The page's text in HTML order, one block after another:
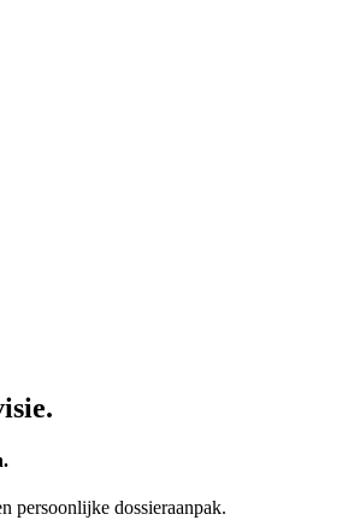
persoonlijke dossieraanpak.